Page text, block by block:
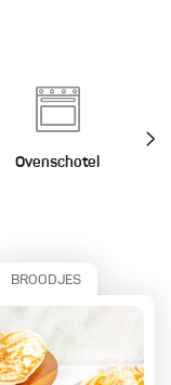
Ovenschotel
BROODJES